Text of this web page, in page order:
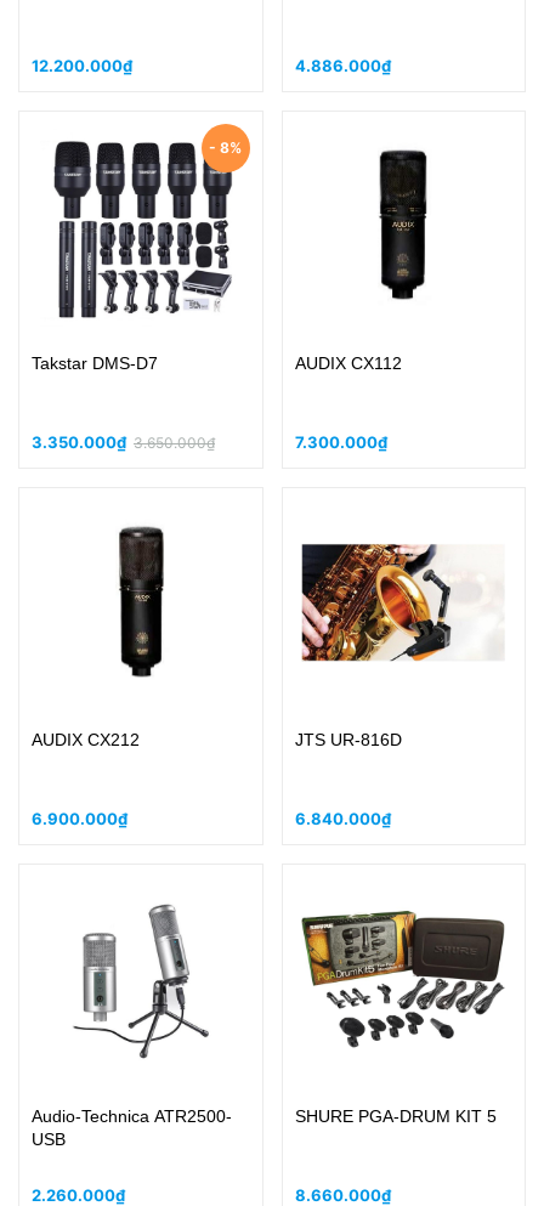
12.200.000₫ 4.886.000₫
- 8%
Takstar DMS-D7
3.350.000₫ 3.650.000₫
AUDIX CX112
7.300.000₫
AUDIX CX212
6.900.000₫
JTS UR-816D
6.840.000₫
Audio-Technica ATR2500-
USB
2.260.000₫
SHURE PGA-DRUM KIT 5
8.660.000₫